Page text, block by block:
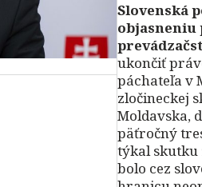
Slovenská
objasneniu
ukončiť
páchateľa v
zločineckej
Moldavska,
päťročný
týkal skutku
bolo cez